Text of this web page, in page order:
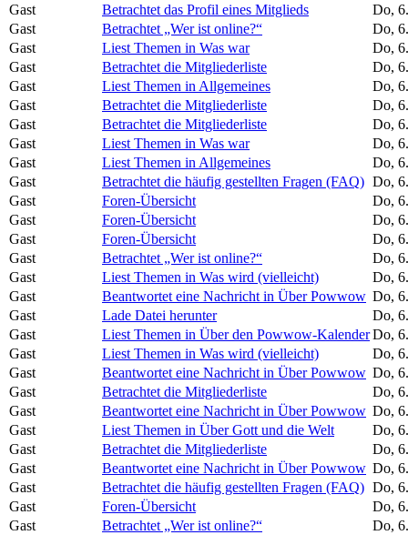
Gast
Betrachtet das Profil eines Mitglieds
Do,
Gast
Betrachtet „Wer ist online?“
Do,
Gast
Liest Themen in Was war
Do,
Gast
Betrachtet die Mitgliederliste
Do,
Gast
Liest Themen in Allgemeines
Do,
Gast
Betrachtet die Mitgliederliste
Do,
Gast
Betrachtet die Mitgliederliste
Do,
Gast
Liest Themen in Was war
Do,
Gast
Liest Themen in Allgemeines
Do,
Gast
Betrachtet die häufig gestellten Fragen (FAQ) Do,
Gast
Foren-Übersicht
Do,
Gast
Foren-Übersicht
Do,
Gast
Foren-Übersicht
Do,
Gast
Betrachtet „Wer ist online?“
Do,
Gast
Liest Themen in Was wird (vielleicht)
Do,
Gast
Beantwortet eine Nachricht in Über Powwow Do,
Gast
Lade Datei herunter
Do,
Gast
Liest Themen in Über den Powwow-KalenderDo,
Gast
Liest Themen in Was wird (vielleicht)
Do,
Gast
Beantwortet eine Nachricht in Über Powwow Do,
Gast
Betrachtet die Mitgliederliste
Do,
Gast
Beantwortet eine Nachricht in Über Powwow Do,
Gast
Liest Themen in Über Gott und die Welt
Do,
Gast
Betrachtet die Mitgliederliste
Do,
Gast
Beantwortet eine Nachricht in Über Powwow Do,
Gast
Betrachtet die häufig gestellten Fragen (FAQ) Do,
Gast
Foren-Übersicht
Do,
Gast
Betrachtet „Wer ist online?“
Do,